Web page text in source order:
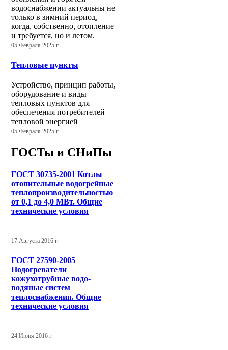
водоснабжении актуальны не
только в зимний период,
когда, собственно, отопление
и требуется, но и летом.
05 Февраля 2025 г.
Тепловые пункты
Устройство, принцип работы,
оборудование и виды
тепловых пунктов для
обеспечения потребителей
тепловой энергией
05 Февраля 2025 г.
ГОСТы и СНиПы
ГОСТ 30735-2001 Котлы
отопительные водогрейные
теплопроизводительностью
от 0,1 до 4,0 МВт. Общие
технические условия
17 Августа 2016 г.
ГОСТ 27590-2005
Подогреватели
кожухотрубные водо-
водяные систем
теплоснабжения. Общие
технические условия
24 Июня 2016 г.